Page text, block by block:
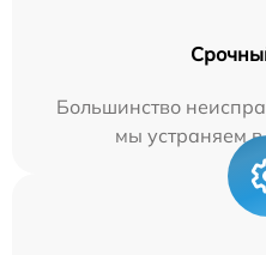
Большинство
мы устраняем в